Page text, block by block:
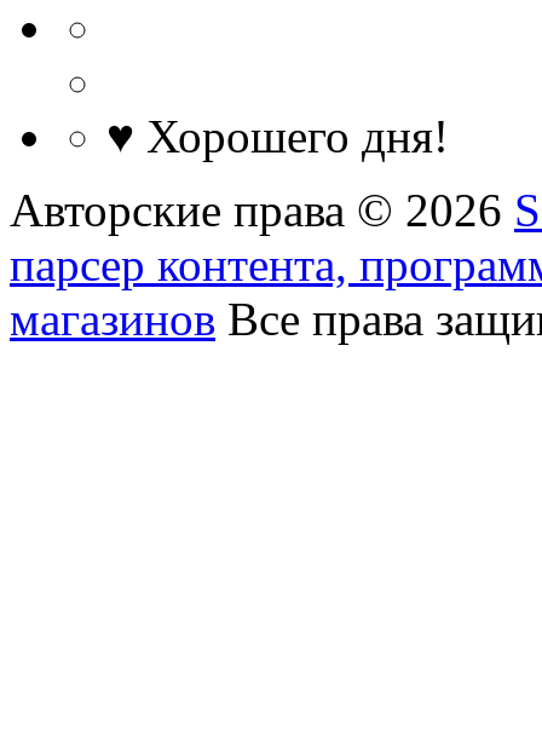
♥ Хорошего дня!
Авторские права © 2026
парсер контента,
магазинов Все права